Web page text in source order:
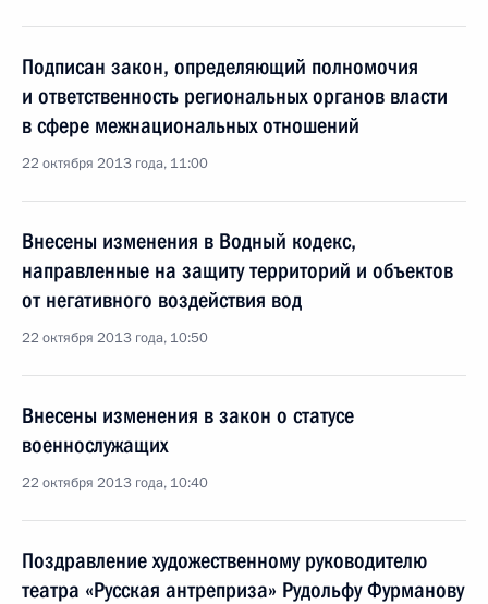
Подписан закон, определяющий полномочия
и ответственность региональных органов власти
в сфере межнациональных отношений
22 октября 2013 года, 11:00
Внесены изменения в Водный кодекс,
направленные на защиту территорий и объектов
от негативного воздействия вод
22 октября 2013 года, 10:50
Внесены изменения в закон о статусе
военнослужащих
22 октября 2013 года, 10:40
Поздравление художественному руководителю
театра «Русская антреприза» Рудольфу Фурманову